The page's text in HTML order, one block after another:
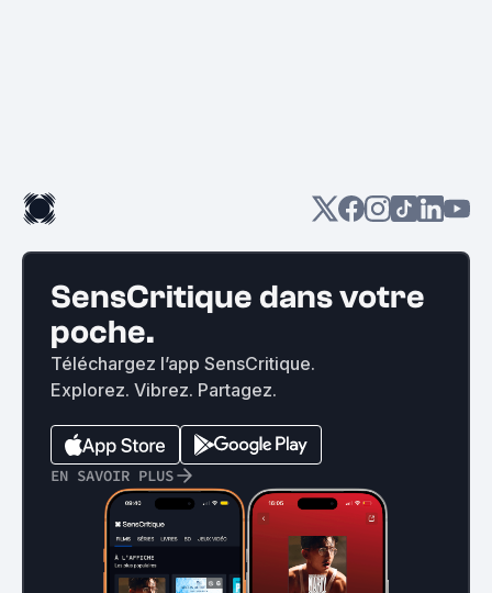
SensCritique dans votre
poche.
Téléchargez l’app SensCritique.
Explorez. Vibrez. Partagez.
EN SAVOIR PLUS